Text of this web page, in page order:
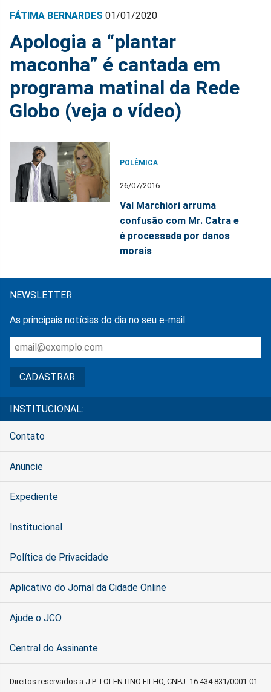
FÁTIMA BERNARDES 01/01/2020
Apologia a “plantar
maconha” é cantada em
programa matinal da Rede
Globo (veja o vídeo)
POLÊMICA
26/07/2016
Val Marchiori arruma
confusão com Mr. Catra e
é processada por danos
morais
NEWSLETTER
As principais notícias do dia no seu e-mail.
INSTITUCIONAL:
Contato
Anuncie
Expediente
Institucional
Política de Privacidade
Aplicativo do Jornal da Cidade Online
Ajude o JCO
Central do Assinante
Direitos reservados a J P TOLENTINO FILHO, CNPJ: 16.434.831/0001-01